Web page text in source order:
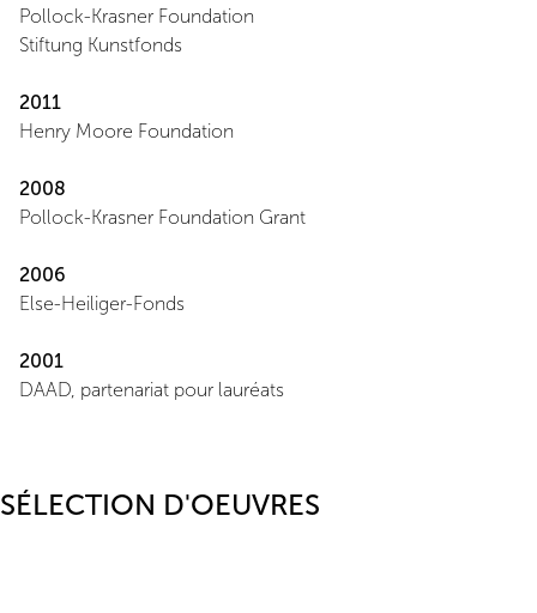
Pollock-Krasner Foundation
Stiftung Kunstfonds
2011
Henry Moore Foundation
2008
Pollock-Krasner Foundation Grant
2006
Else-Heiliger-Fonds
2001
DAAD, partenariat pour lauréats
SÉLECTION D'OEUVRES